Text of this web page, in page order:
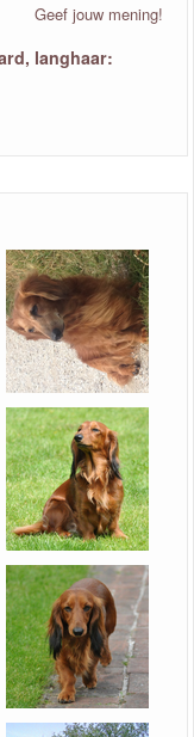
Geef jouw mening!
langhaar: